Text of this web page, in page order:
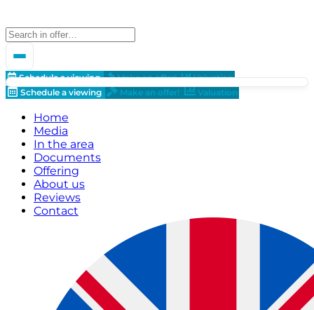
Schedule a viewing Make an offer!
Valuation
Schedule a viewing
Make an offer! Valuation
Home
Media
In the area
Documents
Offering
About us
Reviews
Contact